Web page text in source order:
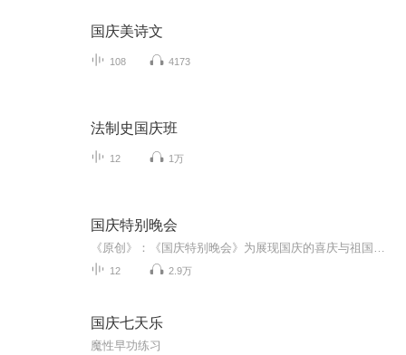
国庆美诗文
108 4173
法制史国庆班
12 1万
国庆特别晚会
12 2.9万
国庆七天乐
魔性早功练习